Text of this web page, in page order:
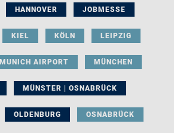
HANNOVER JOBMESSE
KIEL KÖLN LEIPZIG
MUNICH AIRPORT MÜNCHEN
MÜNSTER | OSNABRÜCK
OLDENBURG OSNABRÜCK